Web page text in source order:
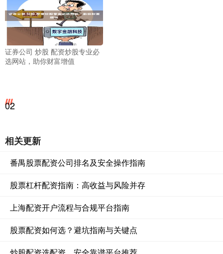
证券公司 炒股 配资炒股专业必
选网站，助你财富增值
02
相关更新
番禺股票配资公司排名及安全操作指南
股票杠杆配资指南：高收益与风险并存
上海配资开户流程与合规平台指南
股票配资如何选？避坑指南与关键点